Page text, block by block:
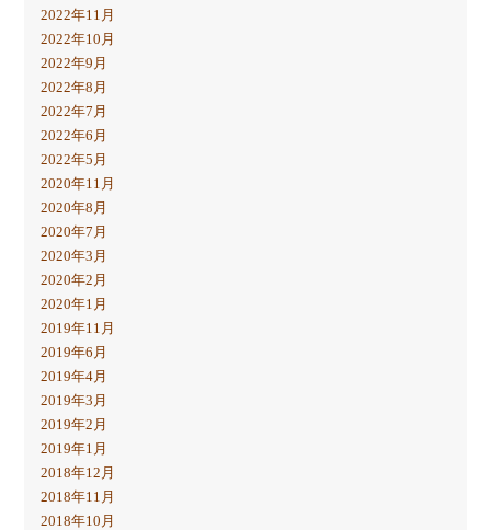
2022年11月
2022年10月
2022年9月
2022年8月
2022年7月
2022年6月
2022年5月
2020年11月
2020年8月
2020年7月
2020年3月
2020年2月
2020年1月
2019年11月
2019年6月
2019年4月
2019年3月
2019年2月
2019年1月
2018年12月
2018年11月
2018年10月